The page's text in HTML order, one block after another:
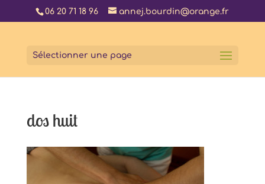
06 20 71 18 96 annej.bourdin@orange.fr
Sélectionner une page
dos huit